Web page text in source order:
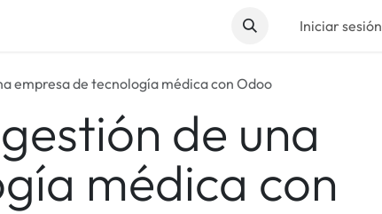
Iniciar sesión
empresa de tecnología médica con Odoo
de una
médica con